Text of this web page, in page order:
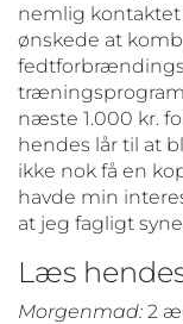
nemlig kontaktet
ønskede at
næste 1.000 kr.
hendes lår til at
ikke nok få en
havde min
at jeg fagligt
Læs
Morgenmad: 2